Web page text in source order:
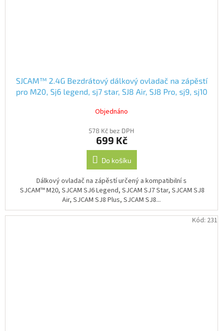
SJCAM™ 2.4G Bezdrátový dálkový ovladač na zápěstí
pro M20, Sj6 legend, sj7 star, SJ8 Air, SJ8 Pro, sj9, sj10
Objednáno
578 Kč bez DPH
699 Kč
Do košíku
Dálkový ovladač na zápěstí určený a kompatibilní s
SJCAM™ M20, SJCAM SJ6 Legend, SJCAM SJ7 Star, SJCAM SJ8
Air, SJCAM SJ8 Plus, SJCAM SJ8...
Kód: 231